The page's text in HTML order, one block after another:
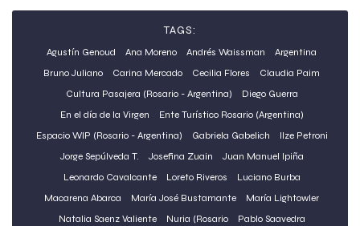
TAGS:
Agustín Genoud Ana Moreno Andrés Waissman
Argentina
Bruno Juliano
Carina Mercado Cecilia Flores
Claudia Paim
Cultura Pasajera (Rosario - Argentina)
Diego Guerra
En el día de la Virgen
Ente Turístico Rosario (Argentina)
Espacio WIP (Rosario - Argentina)
Gabriela Gabelich
Ilze Petroni
Jorge Sepúlveda T.
Josefina Zuain
Juan Manuel Ipiña
Leonardo Cavalcante
Loreto Riveros
Luciano Burba
Macarena Abarca
María José Bustamante
María Lightowler
Natalia Saenz Valiente
Nuria (Rosario
Pablo Saavedra